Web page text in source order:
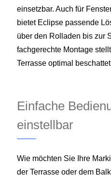
einsetzbar. Auch für
bietet Eclipse passende
über den Rolladen bis zur
fachgerechte Montage
Terrasse optimal
Einfache
einstellbar
Wie möchten Sie Ihre
der Terrasse oder dem